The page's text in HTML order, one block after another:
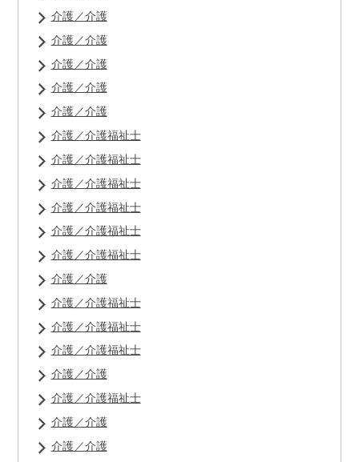
介護／介護
介護／介護
介護／介護
介護／介護
介護／介護
介護／介護福祉士
介護／介護福祉士
介護／介護福祉士
介護／介護福祉士
介護／介護福祉士
介護／介護福祉士
介護／介護
介護／介護福祉士
介護／介護福祉士
介護／介護福祉士
介護／介護
介護／介護福祉士
介護／介護
介護／介護